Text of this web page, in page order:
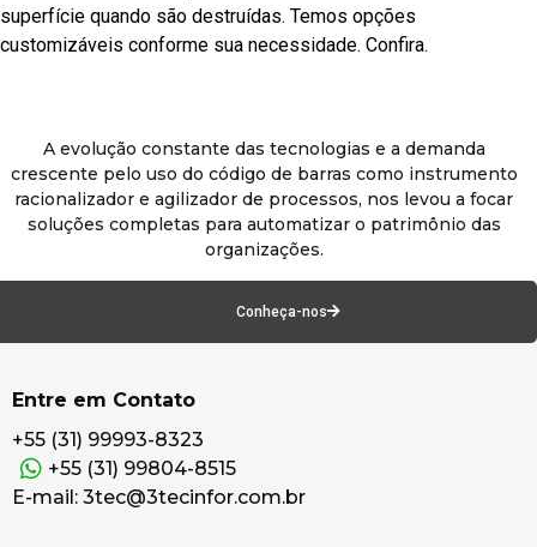
superfície quando são destruídas. Temos opções
customizáveis conforme sua necessidade. Confira.
A evolução constante das tecnologias e a demanda
crescente pelo uso do código de barras como instrumento
racionalizador e agilizador de processos, nos levou a focar
soluções completas para automatizar o patrimônio das
organizações.
Conheça-nos
Entre em Contato
+55 (31) 99993-8323
+55 (31) 99804-8515
E-mail: 3tec@3tecinfor.com.br